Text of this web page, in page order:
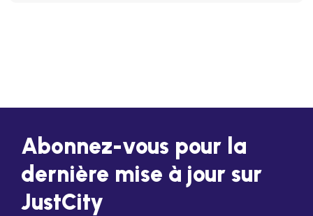
Abonnez-vous pour la
dernière mise à jour sur
JustCity